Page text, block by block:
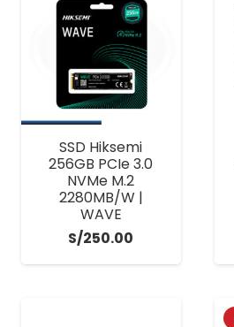
SSD Hiksemi
256GB PCIe 3.0
NVMe M.2
2280MB/W |
WAVE
S/250.00